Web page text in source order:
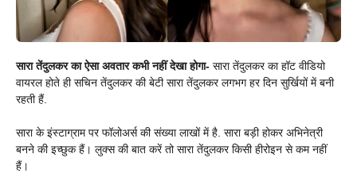
सारा तेंदुलकर का ऐसा अवतार कभी नहीं देखा होगा- सारा तेंदुलकर का हॉट वीडियो
वायरल होते ही सचिन तेंदुलकर की बेटी सारा तेंदुलकर लगभग हर दिन सुर्खियों में बनी
रहती हैं.
सारा के इंस्टाग्राम पर फॉलोअर्स की संख्या लाखों में है. सारा बड़ी होकर अभिनेत्री
बनने की इच्छुक हैं। लुक्स की बात करें तो सारा तेंदुलकर किसी हीरोइन से कम नहीं
हैं।